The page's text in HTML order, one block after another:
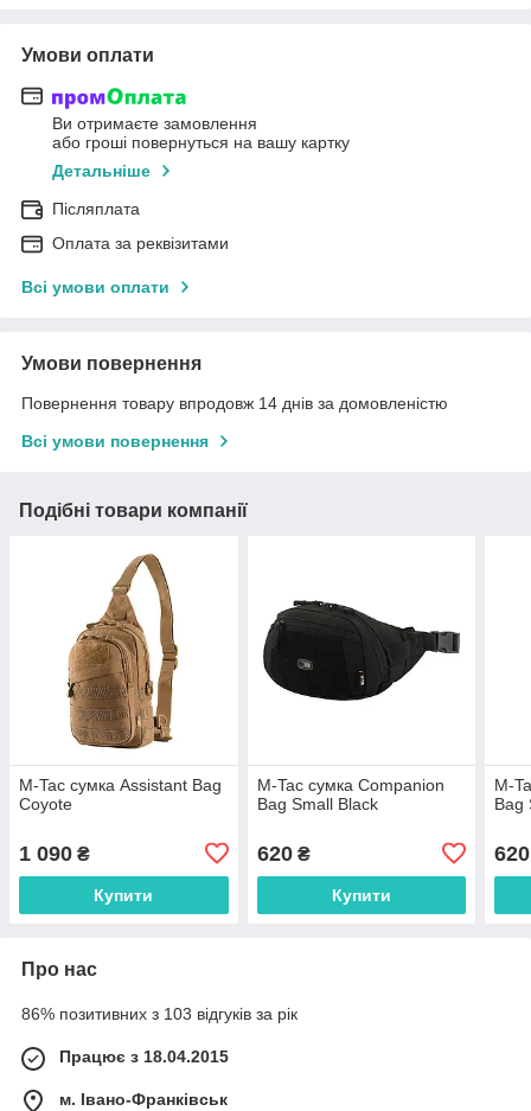
Умови оплати
Ви отримаєте замовлення
або гроші повернуться на вашу картку
Детальніше
Післяплата
Оплата за реквізитами
Всі умови оплати
Умови повернення
Повернення товару впродовж 14 днів за домовленістю
Всі умови повернення
Подібні товари компанії
M-Tac сумка Assistant Bag
Coyote
1 090 ₴
Купити
M-Tac сумка Companion
Bag Small Black
620₴
Купити
M-
Bag
620
Про нас
86% позитивних з 103 відгуків за рік
Працює з 18.04.2015
м. Івано-Франківськ